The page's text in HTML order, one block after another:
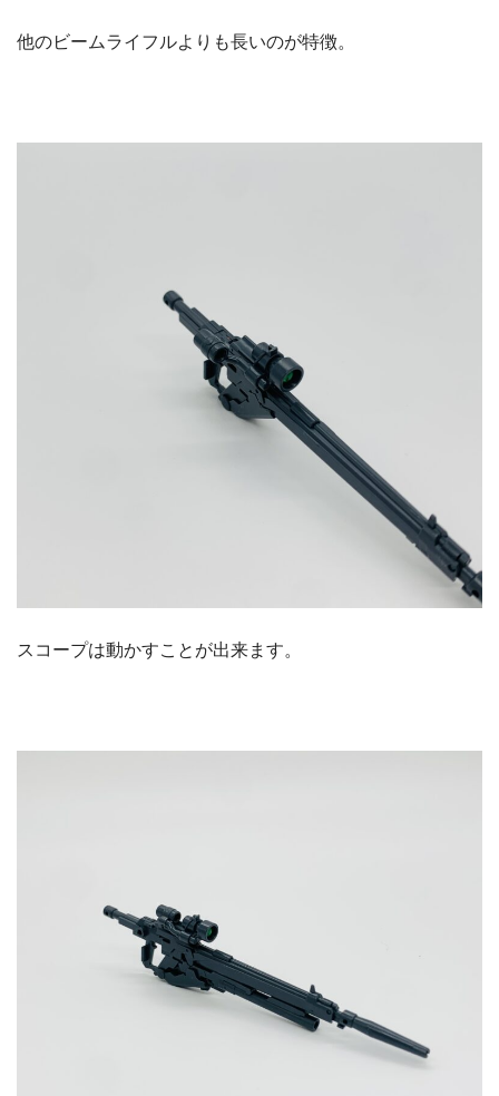
他のビームライフルよりも長いのが特徴。
スコープは動かすことが出来ます。